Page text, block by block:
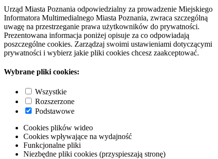
Urząd Miasta Poznania odpowiedzialny za prowadzenie Miejskiego
Informatora Multimedialnego Miasta Poznania, zwraca szczególną
uwagę na przestrzeganie prawa użytkowników do prywatności.
Prezentowana informacja poniżej opisuje za co odpowiadają
poszczególne cookies. Zarządzaj swoimi ustawieniami dotyczącymi
prywatności i wybierz jakie pliki cookies chcesz zaakceptować.
Wybrane pliki cookies:
Wszystkie
Rozszerzone
Podstawowe
Cookies plików wideo
Cookies wpływające na wydajność
Funkcjonalne pliki
Niezbędne pliki cookies (przyspieszają stronę)